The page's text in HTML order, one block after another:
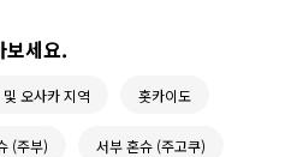
보세요.
오사카 지역 홋카이도
(주부) 서부 혼슈 (주고쿠)